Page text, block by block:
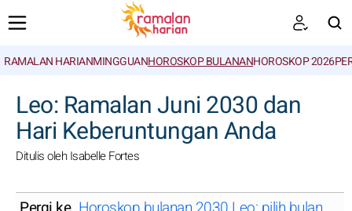
RAMALAN HARIANMINGGUANHOROSKOP BULANANHOROSKOP 2026
Leo: Ramalan Juni 2030 dan
Hari Keberuntungan Anda
Ditulis oleh Isabelle Fortes